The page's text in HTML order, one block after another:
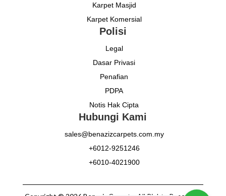
Karpet Masjid
Karpet Komersial
Polisi
Legal
Dasar Privasi
Penafian
PDPA
Notis Hak Cipta
Hubungi Kami
sales@benazizcarpets.com.my
+6012-9251246
+6010-4021900